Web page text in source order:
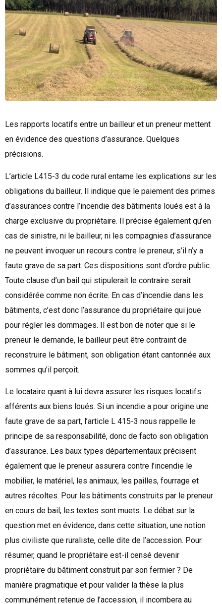
Les rapports locatifs entre un bailleur et un preneur mettent
en évidence des questions d’assurance. Quelques
précisions.
L’article L415-3 du code rural entame les explications sur les
obligations du bailleur. Il indique que le paiement des primes
d’assurances contre l’incendie des bâtiments loués est à la
charge exclusive du propriétaire. Il précise également qu’en
cas de sinistre, ni le bailleur, ni les compagnies d’assurance
ne peuvent invoquer un recours contre le preneur, s’il n’y a
faute grave de sa part. Ces dispositions sont d’ordre public.
Toute clause d’un bail qui stipulerait le contraire serait
considérée comme non écrite. En cas d’incendie dans les
bâtiments, c’est donc l’assurance du propriétaire qui joue
pour régler les dommages. Il est bon de noter que si le
preneur le demande, le bailleur peut être contraint de
reconstruire le bâtiment, son obligation étant cantonnée aux
sommes qu’il perçoit.
Le locataire quant à lui devra assurer les risques locatifs
afférents aux biens loués. Si un incendie a pour origine une
faute grave de sa part, l’article L 415-3 nous rappelle le
principe de sa responsabilité, donc de facto son obligation
d’assurance. Les baux types départementaux précisent
également que le preneur assurera contre l’incendie le
mobilier, le matériel, les animaux, les pailles, fourrage et
autres récoltes. Pour les bâtiments construits par le preneur
en cours de bail, les textes sont muets. Le débat sur la
question met en évidence, dans cette situation, une notion
plus civiliste que ruraliste, celle dite de l’accession. Pour
résumer, quand le propriétaire est-il censé devenir
propriétaire du bâtiment construit par son fermier ? De
manière pragmatique et pour valider la thèse la plus
communément retenue de l’accession, il incombera au